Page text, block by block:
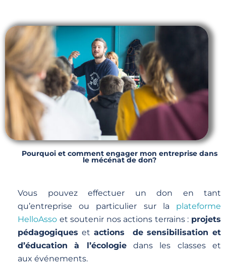
Pourquoi et comment engager mon entreprise dans
le mécénat de don?
Vous pouvez effectuer un don en tant
qu’entreprise ou particulier sur la plateforme
HelloAsso et soutenir nos actions terrains : projets
pédagogiques et actions de sensibilisation et
d’éducation
à l’écologiedans les classes et
aux événements.